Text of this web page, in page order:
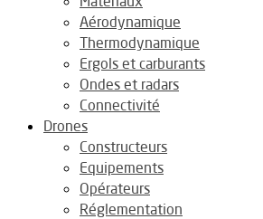
Aérodynamique
Thermodynamique
Ergols et carburants
Ondes et radars
Connectivité
Drones
Constructeurs
Equipements
Opérateurs
Réglementation